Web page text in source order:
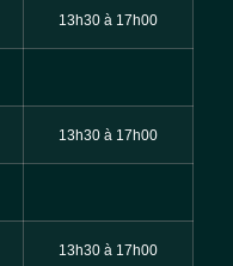
13h30 à 17h00
13h30 à 17h00
13h30 à 17h00